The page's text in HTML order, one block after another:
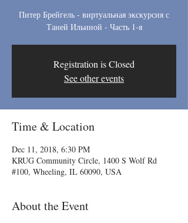
Питер Брейгель - виртуальная экскурсия с
Таней Ильиной - Часть 1-я
Registration is Closed
See other events
Time & Location
Dec 11, 2018, 6:30 PM
KRUG Community Circle, 1400 S Wolf Rd
#100, Wheeling, IL 60090, USA
About the Event